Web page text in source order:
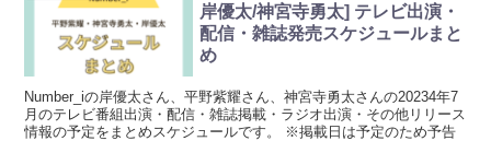
岸優太/神宮寺勇太] テレビ出演・
配信・雑誌発売スケジュールまと
め
Number_iの岸優太さん、平野紫耀さん、神宮寺勇太さんの20234年7
月のテレビ番組出演・配信・雑誌掲載・ラジオ出演・その他リリース
情報の予定をまとめスケジュールです。 ※掲載日は予定のため予告